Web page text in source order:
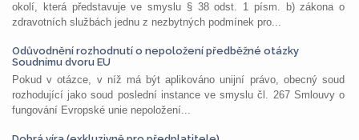
okolí, která představuje ve smyslu § 38 odst. 1 písm. b) zákona o
zdravotních službách jednu z nezbytných podmínek pro...
Odůvodnění rozhodnutí o nepoložení předběžné otázky
Soudnímu dvoru EU
Pokud v otázce, v níž má být aplikováno unijní právo, obecný soud
rozhodující jako soud poslední instance ve smyslu čl. 267 Smlouvy o
fungování Evropské unie nepoložení...